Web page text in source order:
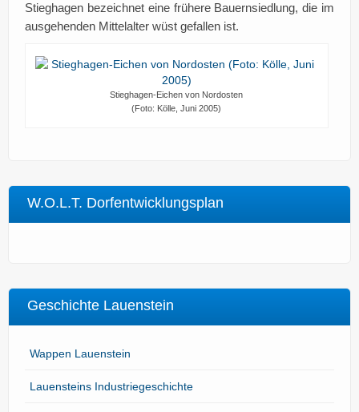
Stieghagen bezeichnet eine frühere Bauernsiedlung, die im
ausgehenden Mittelalter wüst gefallen ist.
Stieghagen-Eichen von Nordosten
(Foto: Kölle, Juni 2005)
W.O.L.T. Dorfentwicklungsplan
Geschichte Lauenstein
Wappen Lauenstein
Lauensteins Industriegeschichte